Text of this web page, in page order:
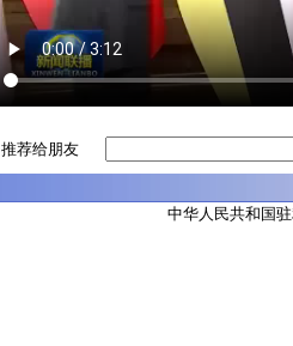
推荐给朋友
中华人民共和国